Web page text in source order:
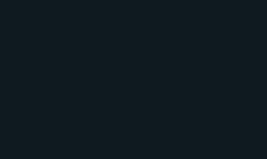
touch-känslighet och bildkvalitet.
mynt och andra hårda föremål. Oleofobisk
att montera med rätt rengöring och